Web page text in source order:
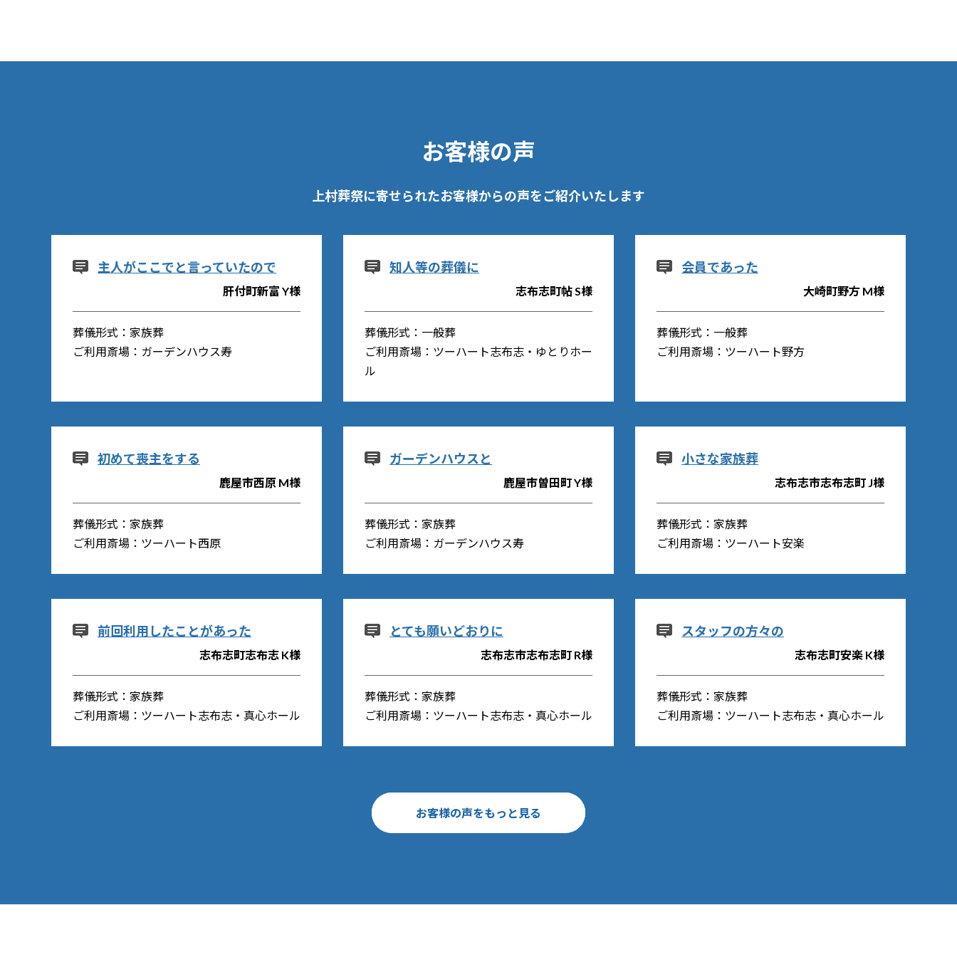
お客様の声
上村葬祭に寄せられたお客様からの声をご紹介いたします
主人がここでと言っていたので
肝付町新富 Y様
葬儀形式：家族葬
ご利用斎場：ガーデンハウス寿
知人等の葬儀に
志布志町帖 S様
葬儀形式：一般葬
ご利用斎場：ツーハート志布志・ゆとりホー
ル
会員であった
大崎町野方 M様
葬儀形式：一般葬
ご利用斎場：ツーハート野方
初めて喪主をする
鹿屋市西原 M様
葬儀形式：家族葬
ご利用斎場：ツーハート西原
ガーデンハウスと
鹿屋市曽田町 Y様
葬儀形式：家族葬
ご利用斎場：ガーデンハウス寿
小さな家族葬
志布志市志布志町 J様
葬儀形式：家族葬
ご利用斎場：ツーハート安楽
前回利用したことがあった
志布志町志布志 K様
葬儀形式：家族葬
ご利用斎場：ツーハート志布志・真心ホール
とても願いどおりに
志布志市志布志町 R様
葬儀形式：家族葬
ご利用斎場：ツーハート志布志・真心ホール
スタッフの方々の
志布志町安楽 K様
葬儀形式：家族葬
ご利用斎場：ツーハート志布志・真心ホール
お客様の声をもっと見る